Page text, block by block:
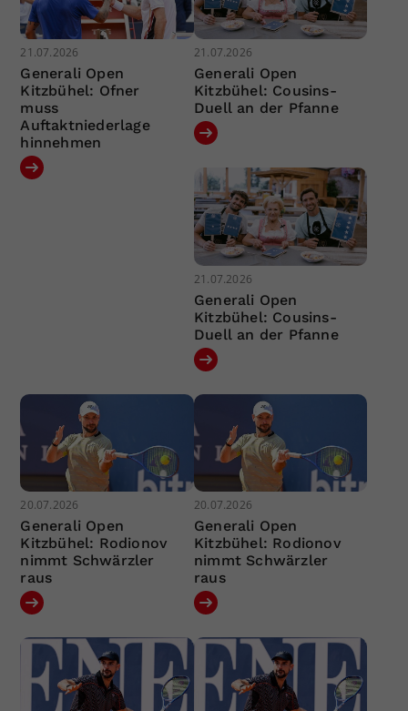
21.07.2026
Generali Open
Kitzbühel: Ofner
muss
Auftaktniederlage
hinnehmen
21.07.2026
Generali Open
Kitzbühel: Cousins-
Duell an der Pfanne
21.07.2026
Generali Open
Kitzbühel: Cousins-
Duell an der Pfanne
20.07.2026
Generali Open
Kitzbühel: Rodionov
nimmt Schwärzler
raus
20.07.2026
Generali Open
Kitzbühel: Rodionov
nimmt Schwärzler
raus